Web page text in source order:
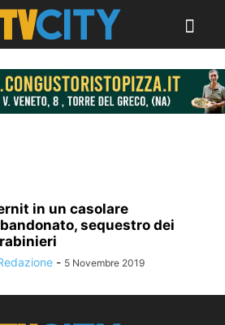
in un casolare
sequestro dei
- 5 Novembre 2019